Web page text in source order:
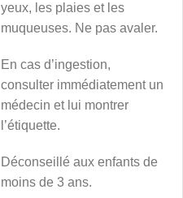
yeux, les plaies et les
muqueuses. Ne pas avaler.
En cas d’ingestion,
consulter immédiatement un
médecin et lui montrer
l’étiquette.
Déconseillé aux enfants de
moins de 3 ans.